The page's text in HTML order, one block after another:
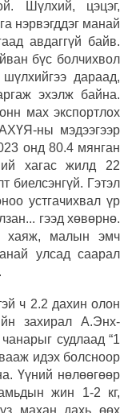
Шүлхий, цэцэг,
нэрвэгддэг манай
авдаггүй байв.
бүс болчихвол
дараад,
эхэлж байна.
мах экспортлох
ны мэдээгээр
онд 80.4 мянган
хагас жилд 22
биелсэнгүй. Гэтэл
устгачихвал үр
гээд хөвөрнө.
хаяж, малын эмч
улсад саарал
ч 2.2 дахин олон
захирал А.Энх-
судлаад “1
идэх болсноор
Үүний нөлөөгөөр
жин 1-2 кг,
махан дахь өөх